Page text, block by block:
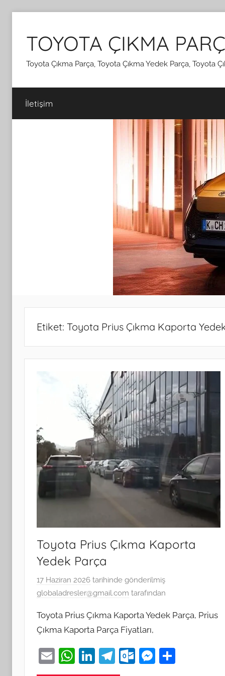
TOYOTA ÇIKMA
Toyota Çıkma Parça, Toyota Çıkma Yedek Parça, Toyota
İletişim
Etiket: Toyota Prius Çıkma Kaporta
Toyota Prius Çıkma Kaporta
Yedek Parça
17 Haziran 2026 tarihinde gönderilmiş
globaladresler@gmail.com tarafından
Toyota Prius Çıkma Kaporta Yedek Parça, Prius
Çıkma Kaporta Parça Fiyatları,
E
m
W
h
Li
n
T
el
O
M